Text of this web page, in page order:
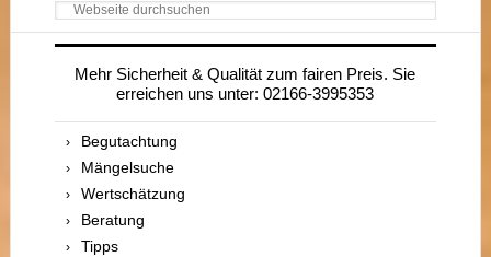
Webseite
durchsuchen
Mehr Sicherheit & Qualität zum fairen Preis. Sie
erreichen uns unter: 02166-3995353
Begutachtung
Mängelsuche
Wertschätzung
Beratung
Tipps